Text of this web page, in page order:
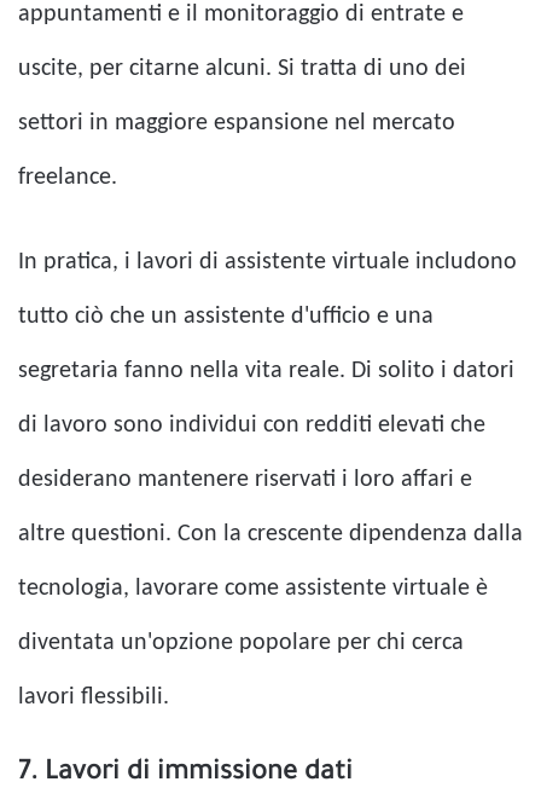
appuntamenti e il monitoraggio di entrate e
uscite, per citarne alcuni. Si tratta di uno dei
settori in maggiore espansione nel mercato
freelance.
In pratica, i lavori di assistente virtuale includono
tutto ciò che un assistente d'ufficio e una
segretaria fanno nella vita reale. Di solito i datori
di lavoro sono individui con redditi elevati che
desiderano mantenere riservati i loro affari e
altre questioni. Con la crescente dipendenza dalla
tecnologia, lavorare come assistente virtuale è
diventata un'opzione popolare per chi cerca
lavori flessibili.
7. Lavori di immissione dati